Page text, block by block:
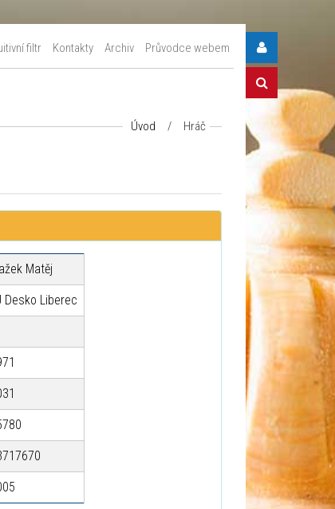
filtr Kontakty Archiv Průvodce webem
Úvod / Hráč
Matěj
Desko Liberec